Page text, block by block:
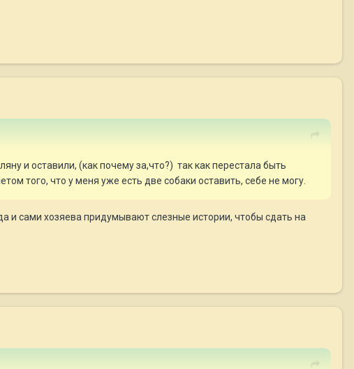
и оставили, (как почему за,что?) так как перестала быть
того, что у меня уже есть две собаки оставить, себе не могу.
и сами хозяева придумывают слезные истории, чтобы сдать на